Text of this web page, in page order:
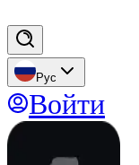
Рус
Войти